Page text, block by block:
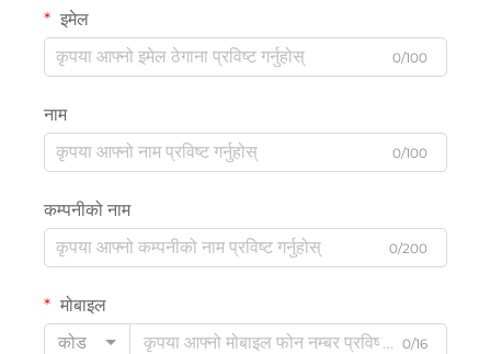
इमेल
0/100
नाम
0/100
कम्पनीको नाम
0/200
मोबाइल
कोड
0/16